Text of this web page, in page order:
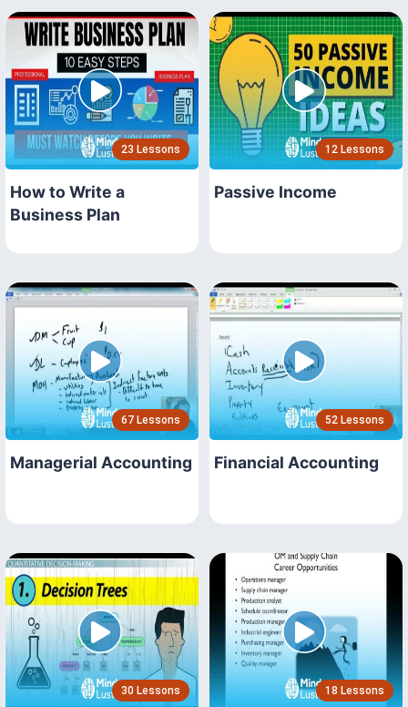
23 Lessons
How to Write a
Business Plan
12 Lessons
Passive Income
67 Lessons
Managerial Accounting
52 Lessons
Financial Accounting
30 Lessons 18 Lessons